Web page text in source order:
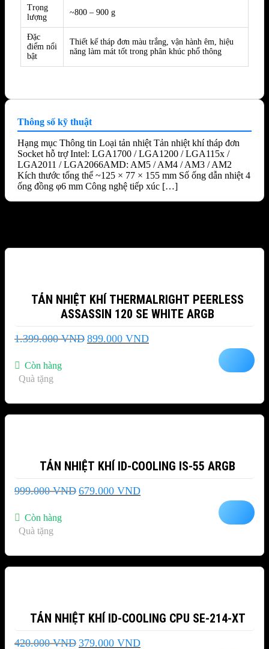
Trọng
lượng
~800 – 900 g
Đặc
điểm nổi
bật
Thiết kế tháp đơn màu trắng, vận hành êm, hiệu
năng làm mát tốt trong phân khúc phổ thông
Thông số kỹ thuật
Hạng mục Thông tin Loại tản nhiệt Tản nhiệt khí tháp đơn
Socket hỗ trợ Intel: LGA1700 / LGA1200 / LGA115x /
LGA2011 / LGA2066AMD: AM5 / AM4 / AM3 / AM2
Kích thước tổng thể ~125 × 77 × 155 mm Số ống dẫn nhiệt 4
ống đồng φ6 mm Công nghệ tiếp xúc […]
TẢN NHIỆT KHÍ THERMALRIGHT PEERLESS
ASSASSIN 120 SE WHITE ARGB
1.399.000VND Giá
899.000 VNDGiá
Còn hàng
Quà tặng
TẢN NHIỆT KHÍ ID-COOLING IS-55 ARGB
999.000VND Giá
679.000 VNDGiá
Còn hàng
Quà tặng
TẢN NHIỆT KHÍ ID-COOLING CPU SE-214-XT
420.000VND Giá
379.000 VNDGiá